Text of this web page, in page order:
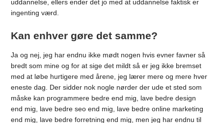
uddannelse, ellers ender det jo med at uddannelse faktisk er
ingenting værd.
Kan enhver gøre det samme?
Ja og nej, jeg har endnu ikke mødt nogen hvis evner favner så
bredt som mine og for at sige det mildt så er jeg ikke bremset
med at løbe hurtigere med årene, jeg lærer mere og mere hver
eneste dag. Der sidder nok nogle nørder der ude et sted som
måske kan programmere bedre end mig, lave bedre design
end mig, lave bedre seo end mig, lave bedre online marketing
end mig, lave bedre forretning end mig, men jeg har endnu til